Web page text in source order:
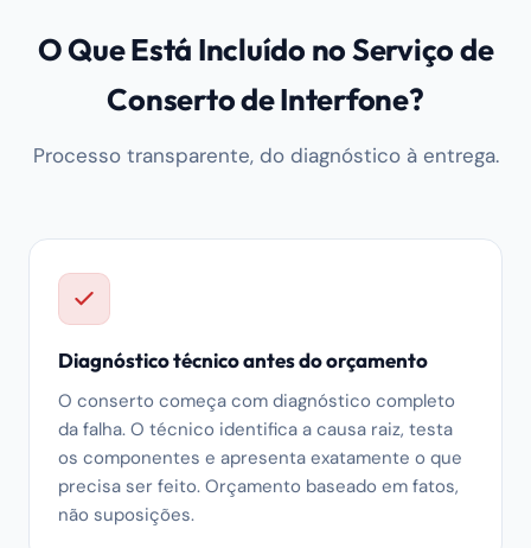
O Que Está Incluído no Serviço de
Conserto de Interfone?
Processo transparente, do diagnóstico à entrega.
Diagnóstico técnico antes do orçamento
O conserto começa com diagnóstico completo
da falha. O técnico identifica a causa raiz, testa
os componentes e apresenta exatamente o que
precisa ser feito. Orçamento baseado em fatos,
não suposições.